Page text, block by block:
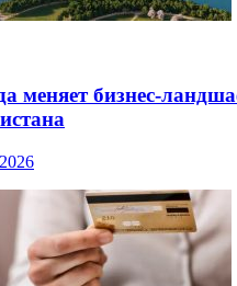
меняет бизнес-